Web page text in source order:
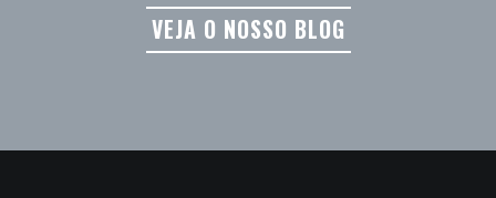
VEJA O NOSSO BLOG